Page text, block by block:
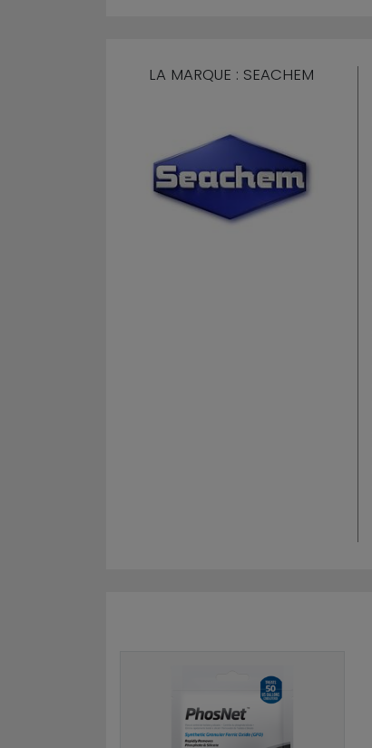
LA MARQUE : SEACHEM